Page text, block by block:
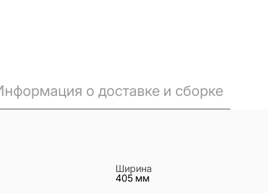
о доставке и сборке
Ширина
405 мм